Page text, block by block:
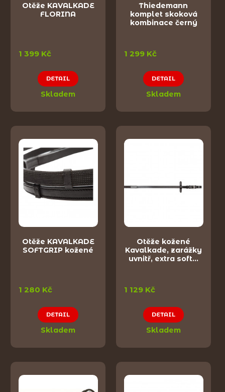
Otěže KAVALKADE
FLORINA
1 399 Kč
DETAIL
Skladem
Thiedemann
komplet skoková
kombinace černý
1 299 Kč
DETAIL
Skladem
Otěže KAVALKADE
SOFTGRIP kožené
1 280 Kč
DETAIL
Skladem
Otěže kožené
Kavalkade, zarážky
uvnitř, extra soft…
1 129 Kč
DETAIL
Skladem